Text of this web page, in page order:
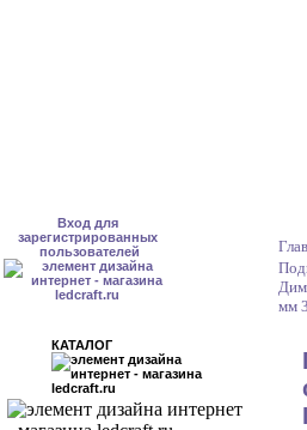
Вход для
зарегистрированных
пользователей
КАТАЛОГ
мм